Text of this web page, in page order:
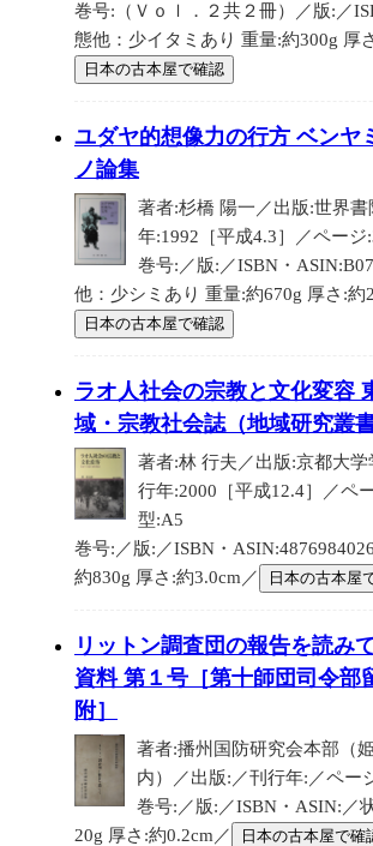
巻号:（Ｖｏｌ．２共２冊）／版:／
態他：少イタミあり 重量:約300g 厚
日本の古本屋で確認
ユダヤ的想像力の行方 ベンヤ
ノ論集
著者:杉橋 陽一／出版:世界書
年:1992［平成4.3］／ページ
巻号:／版:／ISBN・
他：少シミあり 重量:約670g 厚さ:約
日本の古本屋で確認
ラオ人社会の宗教と文化変容
域・宗教社会誌（地域研究叢書
著者:林 行夫／出版:京都大学
行年:2000［平成12.4］／ペ
型:A5
巻号:／版:／ISBN・
約830g 厚さ:約3.0cm／
日本の古本屋
リットン調査団の報告を読み
資料 第１号［第十師団司令部
附］
著者:播州国防研究会本部（
内）／出版:／刊行年:／ペー
巻号:／版:／ISBN・ASIN:／
20g 厚さ:約0.2cm／
日本の古本屋で確